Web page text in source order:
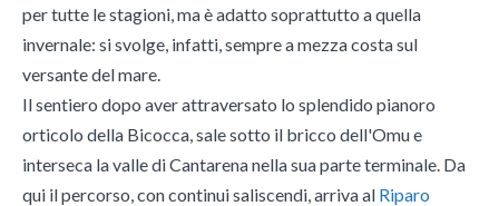
per tutte le stagioni, ma è adatto soprattutto a quella
invernale: si svolge, infatti, sempre a mezza costa sul
versante del mare.
Il sentiero dopo aver attraversato lo splendido pianoro
orticolo della Bicocca, sale sotto il bricco dell'Omu e
interseca la valle di Cantarena nella sua parte terminale. Da
qui il percorso, con continui saliscendi, arriva al Riparo